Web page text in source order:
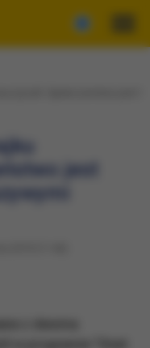
jest